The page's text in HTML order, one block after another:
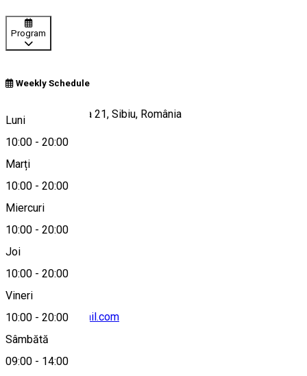
Program
Weekly Schedule
Luni
10:00 - 20:00
Marți
10:00 - 20:00
Miercuri
10:00 - 20:00
Joi
10:00 - 20:00
Vineri
10:00 - 20:00
Sâmbătă
09:00 - 14:00
Str. Vasile Cârlova 21, Sibiu, România
Hartă
salon.yanky@gmail.com